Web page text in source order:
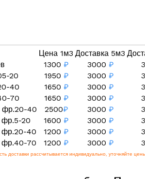
Цена 1м3 Доставка 5м3
1300 ₽ 3000 ₽
20
1950 ₽ 3000 ₽
40
1650 ₽ 3000 ₽
70
1650 ₽ 3000 ₽
фр.20-40
2500₽ 3000 ₽
фр.5-20
1600 ₽ 3000 ₽
фр.20-40
1200 ₽ 3000 ₽
фр.40-70
1200 ₽ 3000 ₽
доставки рассчитывается индивидуально, уточняйте